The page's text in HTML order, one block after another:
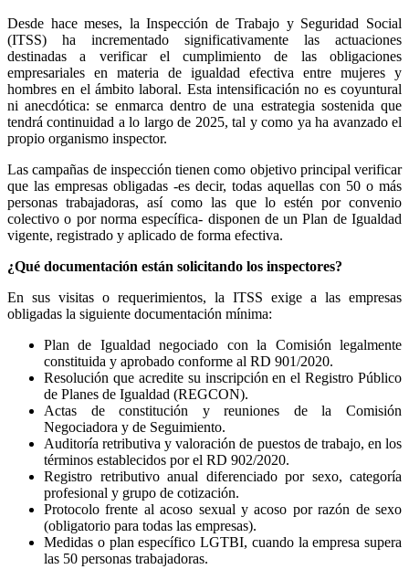
Desde hace meses, la Inspección de Trabajo y Seguridad Social
(ITSS) ha incrementado significativamente las actuaciones
destinadas a verificar el cumplimiento de las obligaciones
empresariales en materia de igualdad efectiva entre mujeres y
hombres en el ámbito laboral. Esta intensificación no es coyuntural
ni anecdótica: se enmarca dentro de una estrategia sostenida que
tendrá continuidad a lo largo de 2025, tal y como ya ha avanzado el
propio organismo inspector.
Las campañas de inspección tienen como objetivo principal verificar
que las empresas obligadas -es decir, todas aquellas con 50 o más
personas trabajadoras, así como las que lo estén por convenio
colectivo o por norma específica- disponen de un Plan de Igualdad
vigente, registrado y aplicado de forma efectiva.
¿Qué documentación están solicitando los inspectores?
En sus visitas o requerimientos, la ITSS exige a las empresas
obligadas la siguiente documentación mínima:
Plan de Igualdad negociado con la Comisión legalmente
constituida y aprobado conforme al RD 901/2020.
Resolución que acredite su inscripción en el Registro Público
de Planes de Igualdad (REGCON).
Actas de constitución y reuniones de la Comisión
Negociadora y de Seguimiento.
Auditoría retributiva y valoración de puestos de trabajo, en los
términos establecidos por el RD 902/2020.
Registro retributivo anual diferenciado por sexo, categoría
profesional y grupo de cotización.
Protocolo frente al acoso sexual y acoso por razón de sexo
(obligatorio para todas las empresas).
Medidas o plan específico LGTBI, cuando la empresa supera
las 50 personas trabajadoras.